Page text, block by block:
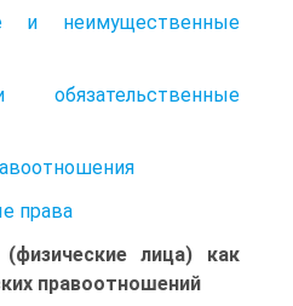
и неимущественные
права
лица) как
правоотношений